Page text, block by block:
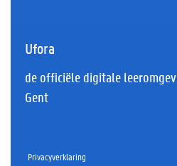
Ufora
de officiële digitale
Gent
Privacyverklaring